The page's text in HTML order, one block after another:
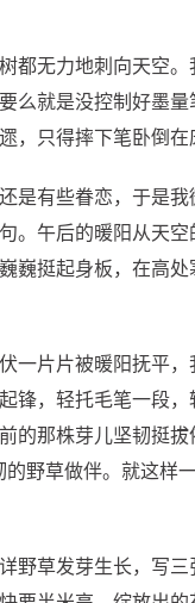
无力地刺向天空
就是没控制好墨
只得摔下笔卧倒在
有些眷恋，于是
午后的暖阳从天
挺起身板，在高
片片被暖阳抚平
，轻托毛笔一段
那株芽儿坚韧挺
野草做伴。就这
草发芽生长，写